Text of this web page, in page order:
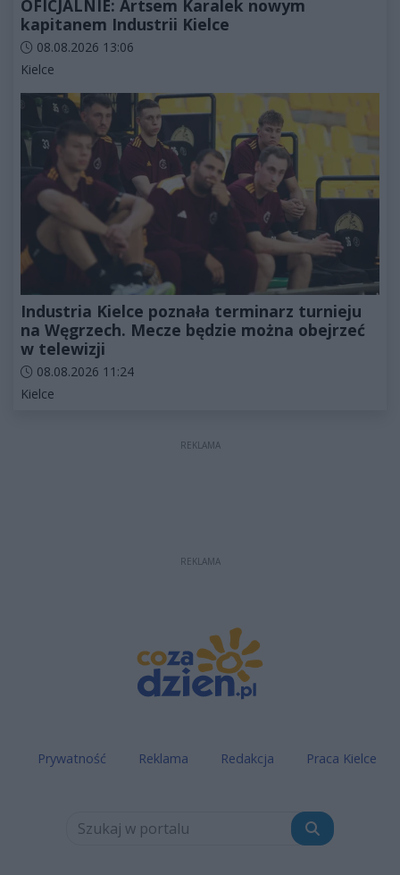
OFICJALNIE: Artsem Karalek nowym
kapitanem Industrii Kielce
Data dodania artykułu:
08.08.2026 13:06
Kategorie artykułu:
Kielce
Industria Kielce poznała terminarz turnieju
na Węgrzech. Mecze będzie można obejrzeć
w telewizji
Data dodania artykułu:
08.08.2026 11:24
Kategorie artykułu:
Kielce
REKLAMA
REKLAMA
Prywatność Reklama Redakcja Praca Kielce
Szukaj